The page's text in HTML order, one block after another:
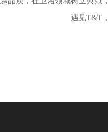
遇见T&T